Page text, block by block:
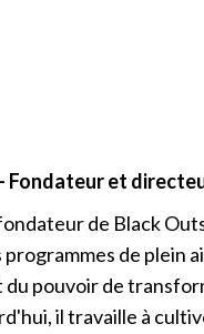
Fondateur et
de Black
de plein
pouvoir de
il travaille à